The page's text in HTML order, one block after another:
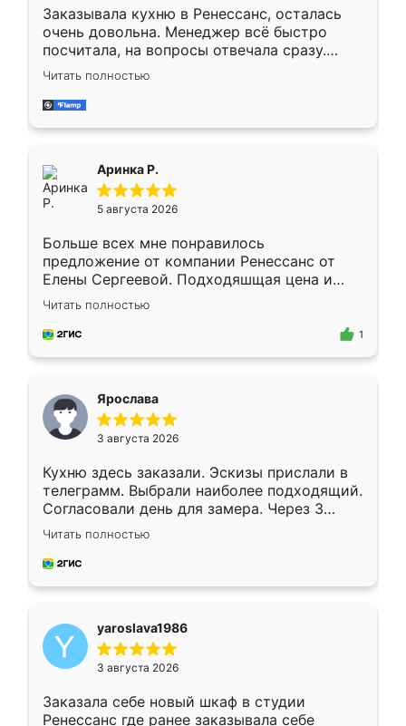
Заказывала кухню в Ренессанс, осталась
очень довольна. Менеджер всё быстро
посчитала, на вопросы отвечала сразу.
Замерщик приехал в субботу, подошёл к
делу со всей ответственностью. Собрали
за день, ребята работали аккуратно, даже
Читать полностью
Аринка Р.
5 августа 2026
Больше всех мне понравилось
предложение от компании Ренессанс от
Елены Сергеевой. Подходяшщая цена и
короткие сроки изготовления. Приехавший
для замера сотрудник Владислав
предложил по моему эскизу самый
Читать полностью
1
Ярослава
3 августа 2026
Кухню здесь заказали. Эскизы прислали в
телеграмм. Выбрали наиболее подходящий.
Согласовали день для замера. Через 3
недели кухня была уже готова. Остались
довольны работой. Спасибо Ренессанс
мебель за качественную работу!
Читать полностью
yaroslava1986
3 августа 2026
Заказала себе новый шкаф в студии
Ренессанс где ранее заказывала себе